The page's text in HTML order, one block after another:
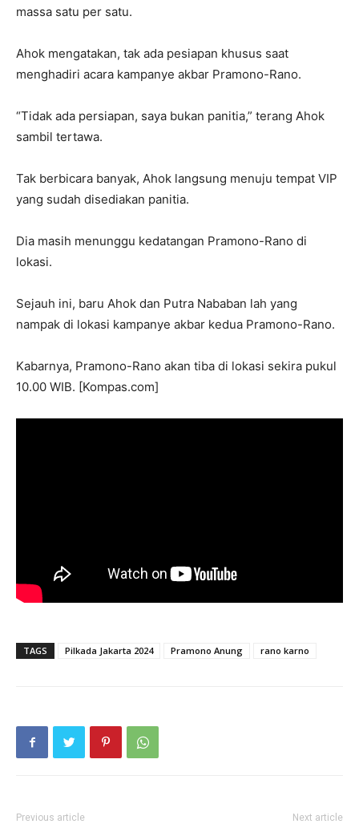
massa satu per satu.
Ahok mengatakan, tak ada pesiapan khusus saat
menghadiri acara kampanye akbar Pramono-Rano.
“Tidak ada persiapan, saya bukan panitia,” terang Ahok
sambil tertawa.
Tak berbicara banyak, Ahok langsung menuju tempat VIP
yang sudah disediakan panitia.
Dia masih menunggu kedatangan Pramono-Rano di
lokasi.
Sejauh ini, baru Ahok dan Putra Nababan lah yang
nampak di lokasi kampanye akbar kedua Pramono-Rano.
Kabarnya, Pramono-Rano akan tiba di lokasi sekira pukul
10.00 WIB. [Kompas.com]
TAGS Pilkada Jakarta 2024 Pramono Anung rano karno
Previous article Next article